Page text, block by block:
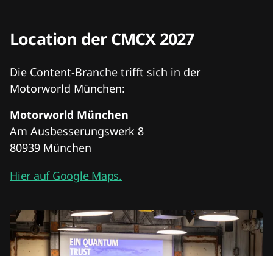
Location der CMCX 2027
Die Content-Branche trifft sich in der
Motorworld München:
Motorworld München
Am Ausbesserungswerk 8
80939 München
Hier auf Google Maps.